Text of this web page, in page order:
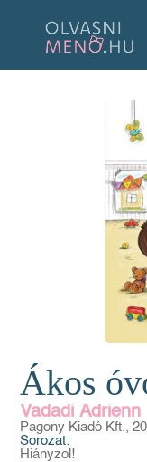
Ákos
Vadadi Adrienn
Pagony Kiadó Kft.,
Sorozat:
Hiányzol!